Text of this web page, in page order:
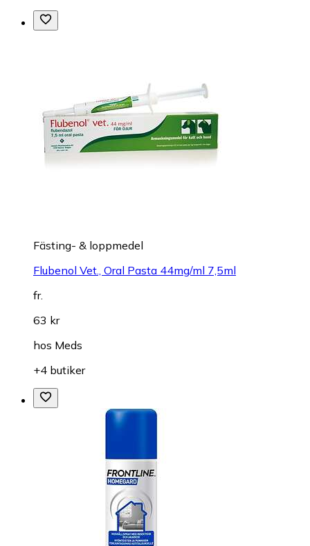
Fästing- & loppmedel
Flubenol Vet., Oral Pasta 44mg/ml 7,5ml
fr.
63 kr
hos Meds
+4 butiker